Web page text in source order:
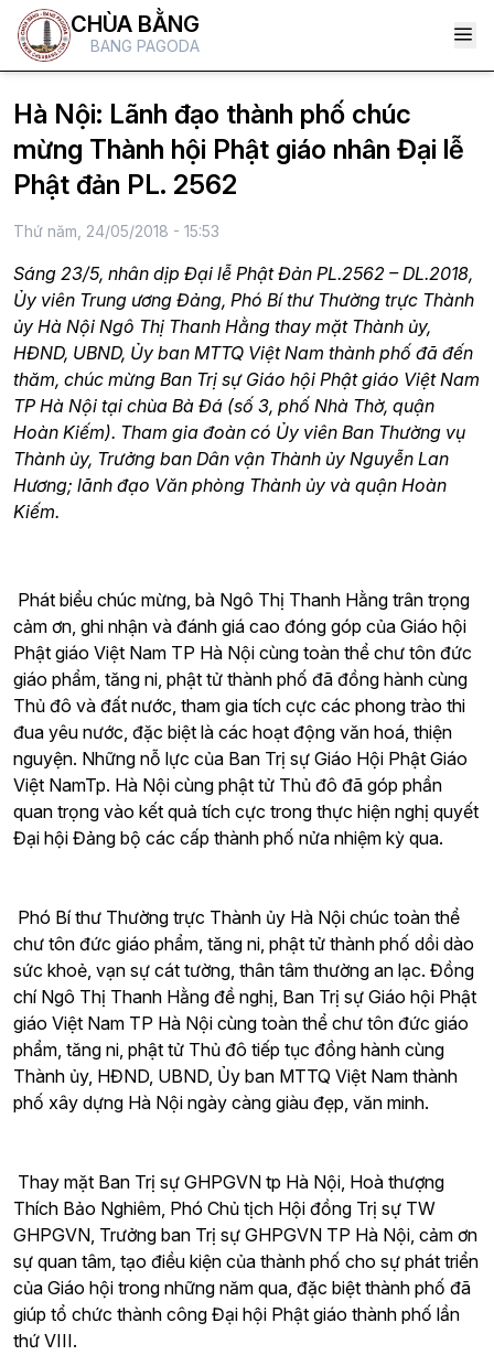
CHÙA BẰNG
BANG PAGODA
Hà Nội: Lãnh đạo thành phố chúc
mừng Thành hội Phật giáo nhân Đại lễ
Phật đản PL. 2562
Thứ năm, 24/05/2018 - 15:53
Sáng 23/5, nhân dịp Đại lễ Phật Đản PL.2562 – DL.2018,
Ủy viên Trung ương Đảng, Phó Bí thư Thường trực Thành
ủy Hà Nội Ngô Thị Thanh Hằng thay mặt Thành ủy,
HĐND, UBND, Ủy ban MTTQ Việt Nam thành phố đã đến
thăm, chúc mừng Ban Trị sự Giáo hội Phật giáo Việt Nam
TP Hà Nội tại chùa Bà Đá (số 3, phố Nhà Thờ, quận
Hoàn Kiếm). Tham gia đoàn có Ủy viên Ban Thường vụ
Thành ủy, Trưởng ban Dân vận Thành ủy Nguyễn Lan
Hương; lãnh đạo Văn phòng Thành ủy và quận Hoàn
Kiếm.
Phát biểu chúc mừng, bà Ngô Thị Thanh Hằng trân trọng
cảm ơn, ghi nhận và đánh giá cao đóng góp của Giáo hội
Phật giáo Việt Nam TP Hà Nội cùng toàn thể chư tôn đức
giáo phẩm, tăng ni, phật tử thành phố đã đồng hành cùng
Thủ đô và đất nước, tham gia tích cực các phong trào thi
đua yêu nước, đặc biệt là các hoạt động văn hoá, thiện
nguyện. Những nỗ lực của Ban Trị sự Giáo Hội Phật Giáo
Việt NamTp. Hà Nội cùng phật tử Thủ đô đã góp phần
quan trọng vào kết quả tích cực trong thực hiện nghị quyết
Đại hội Đảng bộ các cấp thành phố nửa nhiệm kỳ qua.
Phó Bí thư Thường trực Thành ủy Hà Nội chúc toàn thể
chư tôn đức giáo phẩm, tăng ni, phật tử thành phố dồi dào
sức khoẻ, vạn sự cát tường, thân tâm thường an lạc. Đồng
chí Ngô Thị Thanh Hằng đề nghị, Ban Trị sự Giáo hội Phật
giáo Việt Nam TP Hà Nội cùng toàn thể chư tôn đức giáo
phẩm, tăng ni, phật tử Thủ đô tiếp tục đồng hành cùng
Thành ủy, HĐND, UBND, Ủy ban MTTQ Việt Nam thành
phố xây dựng Hà Nội ngày càng giàu đẹp, văn minh.
Thay mặt Ban Trị sự GHPGVN tp Hà Nội, Hoà thượng
Thích Bảo Nghiêm, Phó Chủ tịch Hội đồng Trị sự TW
GHPGVN, Trưởng ban Trị sự GHPGVN TP Hà Nội, cảm ơn
sự quan tâm, tạo điều kiện của thành phố cho sự phát triển
của Giáo hội trong những năm qua, đặc biệt thành phố đã
giúp tổ chức thành công Đại hội Phật giáo thành phố lần
thứ VIII.